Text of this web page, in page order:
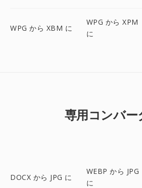
WPG から XBM に
WPG から XPM
に
専用コンバー
DOCX から JPG に
WEBP から JPG
に